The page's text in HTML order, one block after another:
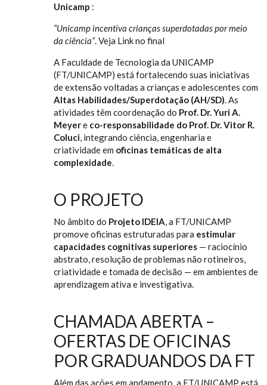
Unicamp :
“Unicamp incentiva crianças superdotadas por meio
da ciência”. Veja Link no final
A Faculdade de Tecnologia da UNICAMP
(FT/UNICAMP) está fortalecendo suas iniciativas
de extensão voltadas a crianças e adolescentes com
Altas Habilidades/Superdotação (AH/SD). As
atividades têm coordenação do Prof. Dr. Yuri A.
Meyere co-responsabilidade do Prof. Dr. Vitor R.
Coluci, integrando ciência, engenharia e
criatividade em oficinas temáticas de alta
complexidade.
O PROJETO
No âmbito do Projeto IDEIA, a FT/UNICAMP
promove oficinas estruturadas para estimular
capacidades cognitivas superiores — raciocínio
abstrato, resolução de problemas não rotineiros,
criatividade e tomada de decisão — em ambientes de
aprendizagem ativa e investigativa.
CHAMADA ABERTA –
OFERTAS DE OFICINAS
POR GRADUANDOS DA FT
Além das ações em andamento, a FT/UNICAMP está